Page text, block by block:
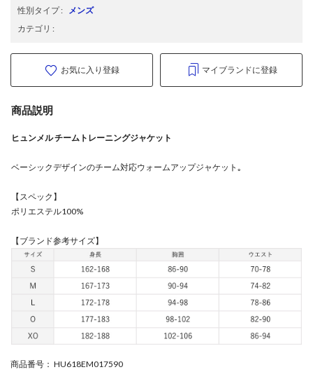
性別タイプ: メンズ
カテゴリ :
お気に入り登録 マイブランドに登録
商品説明
ヒュンメル チームトレーニングジャケット
ベーシックデザインのチーム対応ウォームアップジャケット｡
【スペック】
ポリエステル100%
【ブランド参考サイズ】
商品番号 ： HU618EM017590